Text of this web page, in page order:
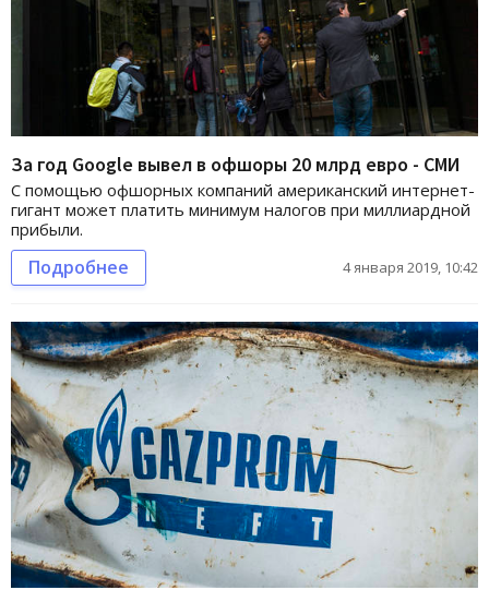
За год Google вывел в офшоры 20 млрд евро - СМИ
С помощью офшорных компаний американский интернет-
гигант может платить минимум налогов при миллиардной
прибыли.
Подробнее 4 января 2019, 10:42